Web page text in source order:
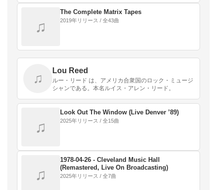
♫
The Complete Matrix Tapes
2019年リリース / 全43曲
♫
Lou Reed
ルー・リード は、アメリカ合衆国のロック・ミュージ
シャンである。本名ルイス・アレン・リード。
♫
Look Out The Window (Live Denver ’89)
2025年リリース / 全15曲
♫
1978-04-26 - Cleveland Music Hall
(Remastered, Live On Broadcasting)
2025年リリース / 全7曲